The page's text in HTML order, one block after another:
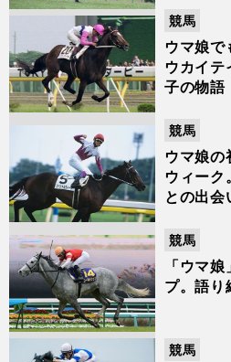
バ
ウマ娘で
ウカイテ
子の物語
競馬
ウマ娘の
ウィーク
との出会
競馬
「ウマ
プ。語り
競馬
競馬